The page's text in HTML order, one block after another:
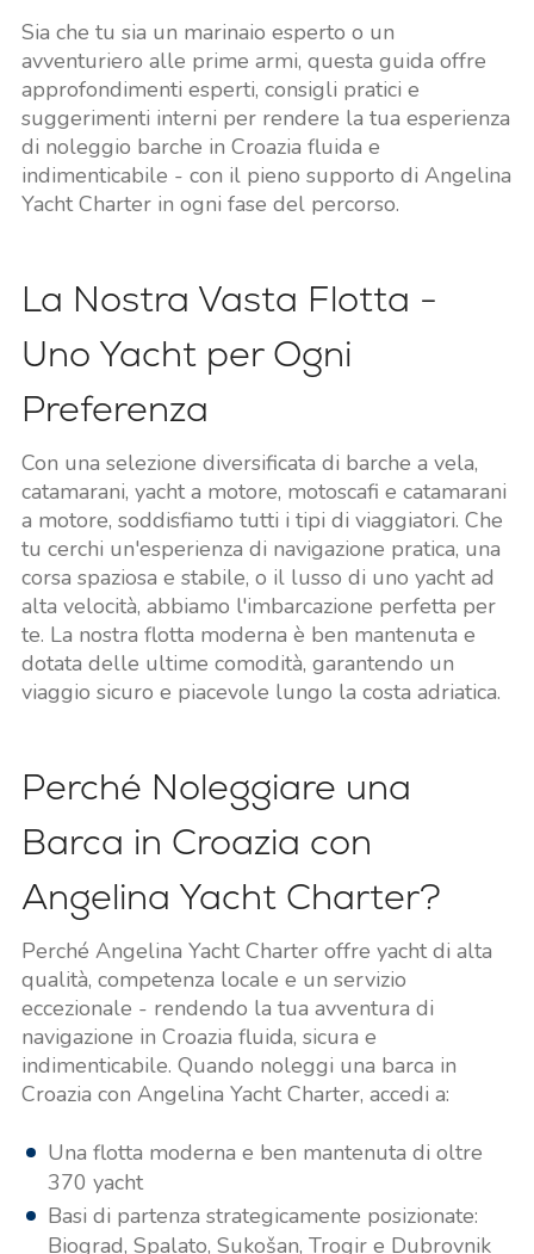
Sia che tu sia un marinaio esperto o un
avventuriero alle prime armi, questa guida offre
approfondimenti esperti, consigli pratici e
suggerimenti interni per rendere la tua esperienza
di noleggio barche in Croazia fluida e
indimenticabile - con il pieno supporto di Angelina
Yacht Charter in ogni fase del percorso.
La Nostra Vasta Flotta -
Uno Yacht per Ogni
Preferenza
Con una selezione diversificata di barche a vela,
catamarani, yacht a motore, motoscafi e catamarani
a motore, soddisfiamo tutti i tipi di viaggiatori. Che
tu cerchi un'esperienza di navigazione pratica, una
corsa spaziosa e stabile, o il lusso di uno yacht ad
alta velocità, abbiamo l'imbarcazione perfetta per
te. La nostra flotta moderna è ben mantenuta e
dotata delle ultime comodità, garantendo un
viaggio sicuro e piacevole lungo la costa adriatica.
Perché Noleggiare una
Barca in Croazia con
Angelina Yacht Charter?
Perché Angelina Yacht Charter offre yacht di alta
qualità, competenza locale e un servizio
eccezionale - rendendo la tua avventura di
navigazione in Croazia fluida, sicura e
indimenticabile. Quando noleggi una barca in
Croazia con Angelina Yacht Charter, accedi a:
Una flotta moderna e ben mantenuta di oltre
370 yacht
Basi di partenza strategicamente posizionate:
Biograd, Spalato, Sukošan, Trogir e Dubrovnik